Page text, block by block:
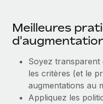
Meilleures
Soyez transparent
les critères (et le
augmentations au
Appliquez les